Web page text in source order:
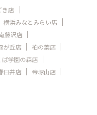
き店
横浜みなとみらい店
藤沢店
が丘店
柏の葉店
ば学園の森店
日井店
帝塚山店